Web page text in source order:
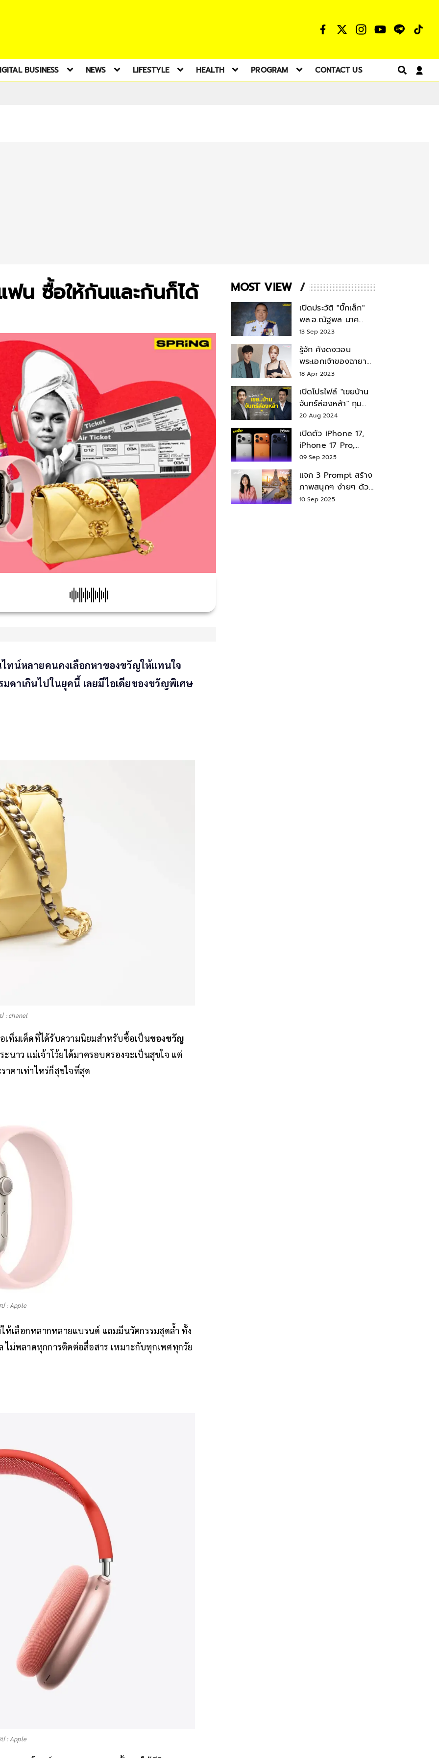
BUSINESS NEWS LIFESTYLE HEALTH PROGRAM CONTACT US
ฟน ซื้อให้กันและกันก็ได้
ทน์หลายคนคงเลือกหาของขวัญให้แทนใจ
ดาเกินไปในยุคนี้ เลยมีไอเดียของขวัญพิเศษ
: chanel
เท็มเด็ดที่ได้รับความนิยมสำหรับซื้อเป็นของขวัญ
นาว แม่เจ้าโว้ยได้มาครอบครองจะเป็นสุขใจ แต่
าคาเท่าไหร่ก็สุขใจที่สุด
: Apple
เลือกหลากหลายแบรนด์ แถมมีนวัตกรรมสุดล้ำ ทั้ง
ไม่พลาดทุกการติดต่อสื่อสาร เหมาะกับทุกเพศทุกวัย
: Apple
MOST VIEW
เปิดประวัติ "บิ๊กเล็ก"
พล.อ.ณัฐพล นาค
พาณิชย์ จากเลขาฯ
สมช.-เลขาฯ
รมว.กลาโหม
13 Sep 2023
รู้จัก คังดงวอน
พระเอกเจ้าของฉายา
สมบัติแห่งชาติ หลังมี
18 Apr 2023
เปิดโปรไฟล์ "เขยบ้าน
จันทร์ส่องหล้า" กุม
บังเหียนธุรกิจตระกูล
"ชินวัตร"
20 Aug 2024
เปิดตัว iPhone 17,
iPhone 17 Pro,
iPhone 17 Air สเปค
09 Sep 2025
แจก 3 Prompt สร้าง
ภาพสนุกๆ ง่ายๆ ด้วย
Nano Banana ใน
10 Sep 2025